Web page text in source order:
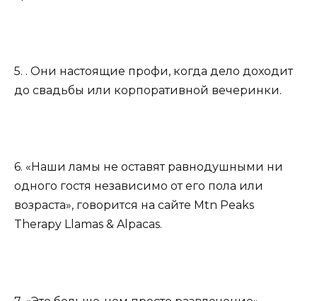
5. . Они настоящие профи, когда дело доходит
до свадьбы или корпоративной вечеринки.
6. «Наши ламы не оставят равнодушными ни
одного гостя независимо от его пола или
возраста», говорится на сайте Mtn Peaks
Therapy Llamas & Alpacas.